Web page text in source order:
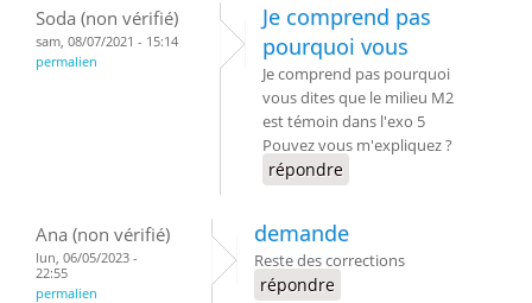
Soda (non vérifié)
sam, 08/07/2021 - 15:14
permalien
Je comprend pas
pourquoi vous
Je comprend pas pourquoi
vous dites que le milieu M2
est témoin dans l'exo 5
Pouvez vous m'expliquez ?
répondre
Ana (non vérifié)
lun, 06/05/2023 -
22:55
permalien
demande
Reste des corrections
répondre